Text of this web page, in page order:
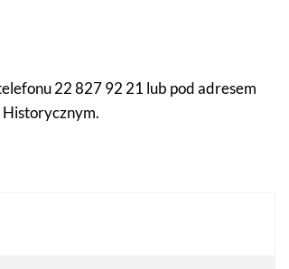
22 827 92 21 lub pod adresem
Historycznym.